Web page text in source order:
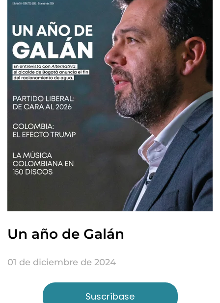
Un año de Galán
01 de diciembre de 2024
Suscríbase